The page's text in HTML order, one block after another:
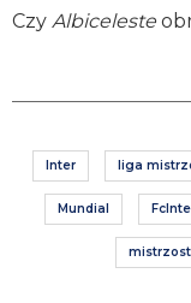
Czy Albiceleste
Inter liga
Mundial